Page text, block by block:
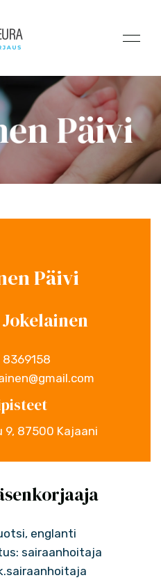
Päivi
Päivi
9, 87500 Kajaani
englanti
sairaanhoitaja